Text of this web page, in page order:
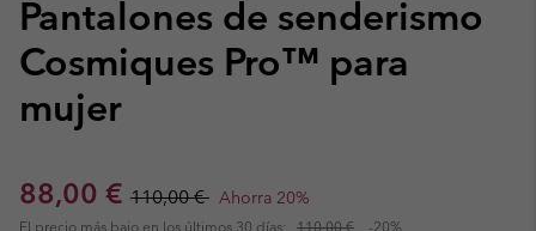
Pantalones de senderismo
Cosmiques Pro™ para
mujer
Sale price:
88,00 € Regular price:
110,00 € Ahorra 20%
El precio más bajo en los últimos 30 días: 110,00 € -20%